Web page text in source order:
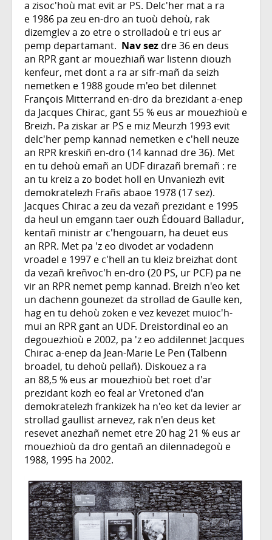
a zisoc'hoù mat evit ar PS. Delc'her mat a ra
e 1986 pa zeu en-dro an tuoù dehoù, rak
dizemglev a zo etre o strolladoù e tri eus ar
pemp departamant. Nav sez dre 36 en deus
an RPR gant ar mouezhiañ war listenn diouzh
kenfeur, met dont a ra ar sifr-mañ da seizh
nemetken e 1988 goude m'eo bet dilennet
François Mitterrand en-dro da brezidant a-enep
da Jacques Chirac, gant 55 % eus ar mouezhioù e
Breizh. Pa ziskar ar PS e miz Meurzh 1993 evit
delc'her pemp kannad nemetken e c'hell neuze
an RPR kreskiñ en-dro (14 kannad dre 36). Met
en tu dehoù emañ an UDF dirazañ bremañ : re
an tu kreiz a zo bodet holl en Unvaniezh evit
demokratelezh Frañs abaoe 1978 (17 sez).
Jacques Chirac a zeu da vezañ prezidant e 1995
da heul un emgann taer ouzh Édouard Balladur,
kentañ ministr ar c'hengouarn, ha deuet eus
an RPR. Met pa 'z eo divodet ar vodadenn
vroadel e 1997 e c'hell an tu kleiz breizhat dont
da vezañ kreñvoc'h en-dro (20 PS, ur PCF) pa ne
vir an RPR nemet pemp kannad. Breizh n'eo ket
un dachenn gounezet da strollad de Gaulle ken,
hag en tu dehoù zoken e vez kevezet muioc'h-
mui an RPR gant an UDF. Dreistordinal eo an
degouezhioù e 2002, pa 'z eo addilennet Jacques
Chirac a-enep da Jean-Marie Le Pen (Talbenn
broadel, tu dehoù pellañ). Diskouez a ra
an 88,5 % eus ar mouezhioù bet roet d'ar
prezidant kozh eo feal ar Vretoned d'an
demokratelezh frankizek ha n'eo ket da levier ar
strollad gaullist arnevez, rak n'en deus ket
resevet anezhañ nemet etre 20 hag 21 % eus ar
mouezhioù da dro gentañ an dilennadegoù e
1988, 1995 ha 2002.